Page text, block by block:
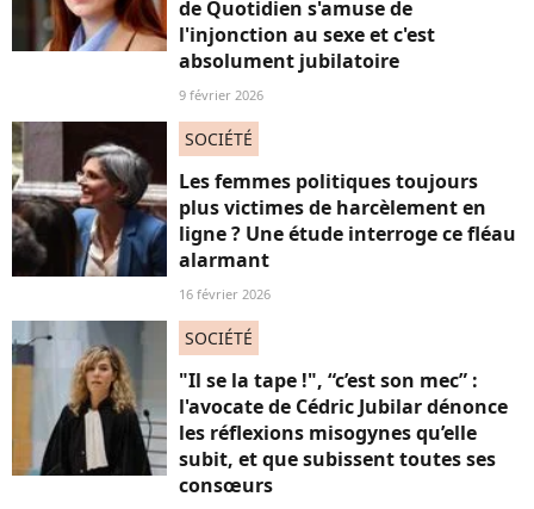
de Quotidien s'amuse de
l'injonction au sexe et c'est
absolument jubilatoire
9 février 2026
SOCIÉTÉ
Les femmes politiques toujours
plus victimes de harcèlement en
ligne ? Une étude interroge ce fléau
alarmant
16 février 2026
SOCIÉTÉ
"Il se la tape !", “c’est son mec” :
l'avocate de Cédric Jubilar dénonce
les réflexions misogynes qu’elle
subit, et que subissent toutes ses
consœurs